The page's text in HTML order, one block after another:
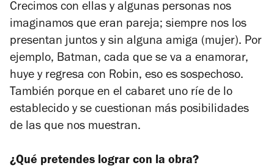
Crecimos con ellas y algunas personas nos
imaginamos que eran pareja; siempre nos los
presentan juntos y sin alguna amiga (mujer). Por
ejemplo, Batman, cada que se va a enamorar,
huye y regresa con Robin, eso es sospechoso.
También porque en el cabaret uno ríe de lo
establecido y se cuestionan más posibilidades
de las que nos muestran.
¿Qué pretendes lograr con la obra?